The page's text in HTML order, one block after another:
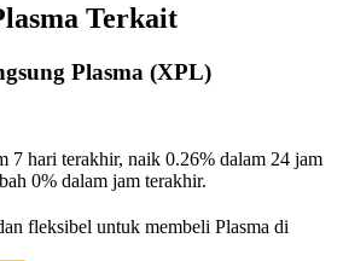
Terkait
Plasma (XPL)
7 hari terakhir, naik 0.26% dalam 24 jam
0% dalam jam terakhir.
fleksibel untuk membeli Plasma di